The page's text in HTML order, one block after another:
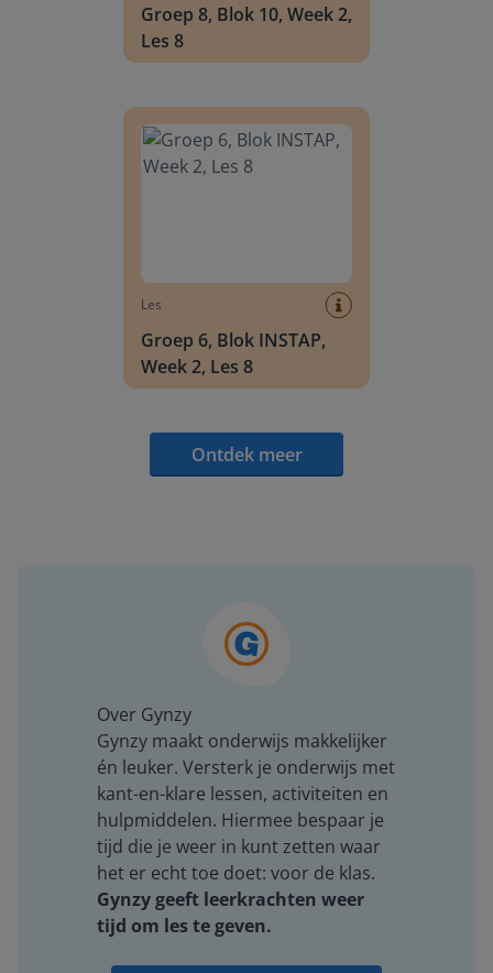
Groep 8, Blok 10, Week 2,
Les 8
Les
Groep 6, Blok INSTAP,
Week 2, Les 8
Ontdek meer
Over Gynzy
Gynzy maakt onderwijs makkelijker
én leuker. Versterk je onderwijs met
kant-en-klare lessen, activiteiten en
hulpmiddelen. Hiermee bespaar je
tijd die je weer in kunt zetten waar
het er echt toe doet: voor de klas.
Gynzy geeft leerkrachten weer
tijd om les te geven.